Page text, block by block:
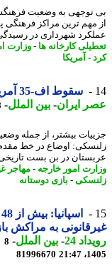
به وضعیت فرهنگسرای
ترین مراکز فرهنگی
شهرداری در رسیدگی به
کارخانه ها- وزارت امور
-آمریکا
سقوط اف-35 آمریکایی در سن دیگو
ایران- بین الملل-8 روز پیش - جمعه 9 مرداد 1405، 22:20
اوضاع در خط مقدم
در بن بست تاریخی قرار
امور خارجه-مهاجر
-بازی دوستانه
به مراکش
24
-بین الملل-
81996670